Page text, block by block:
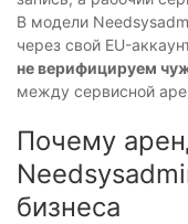
В модели
через свой EU-
не верифицируем
между сервисной
Почему
бизнеса